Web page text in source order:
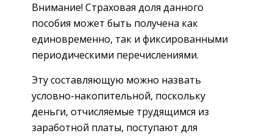
Внимание! Страховая доля данного
пособия может быть получена как
единовременно, так и фиксированными
периодическими перечислениями.
Эту составляющую можно назвать
условно-накопительной, поскольку
деньги, отчисляемые трудящимся из
заработной платы, поступают для